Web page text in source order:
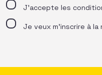
J’accepte les
Je veux m'inscrire à la